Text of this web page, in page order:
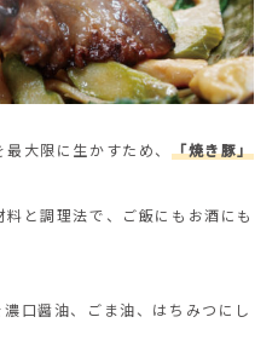
最大限に生かすため、「焼き豚」
と調理法で、ご飯にもお酒にも
口醤油、ごま油、はちみつにし